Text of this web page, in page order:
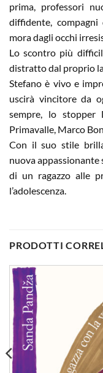
prima, professori
diffidente,
mora dagli occhi
Lo scontro più
distratto dal proprio
Stefano è vivo e
uscirà vincitore da
sempre, lo stopper
Primavalle, Marco
Con il suo stile
nuova appassionante
di un ragazzo alle
l’adolescenza.
PRODOTTI